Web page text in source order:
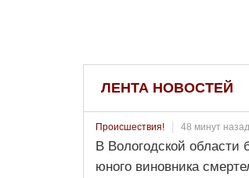
ЛЕНТА НОВОСТЕЙ
Происшествия! 48 минут назад
В Вологодской области
юного виновника